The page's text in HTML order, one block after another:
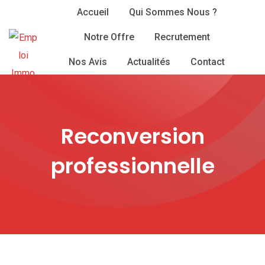
content
Accueil Qui Sommes Nous ?
Notre Offre Recrutement
Nos Avis Actualités Contact
Reconversion
professionnelle